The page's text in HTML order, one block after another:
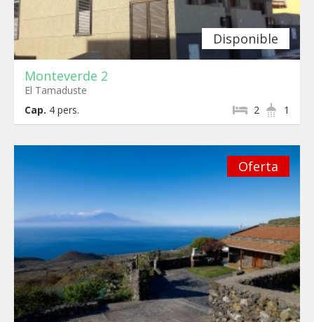
Disponible
Monteverde 2
El Tamaduste
Cap. 4 pers. 1
2
Oferta